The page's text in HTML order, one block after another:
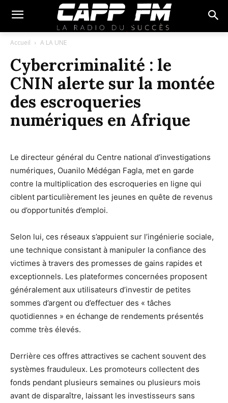
Accueil A LA UNE
Cybercriminalité : le
CNIN alerte sur la montée
des escroqueries
numériques en Afrique
Le directeur général du Centre national d’investigations
numériques, Ouanilo Médégan Fagla, met en garde
contre la multiplication des escroqueries en ligne qui
ciblent particulièrement les jeunes en quête de revenus
ou d’opportunités d’emploi.
Selon lui, ces réseaux s’appuient sur l’ingénierie sociale,
une technique consistant à manipuler la confiance des
victimes à travers des promesses de gains rapides et
exceptionnels. Les plateformes concernées proposent
généralement aux utilisateurs d’investir de petites
sommes d’argent ou d’effectuer des « tâches
quotidiennes » en échange de rendements présentés
comme très élevés.
Derrière ces offres attractives se cachent souvent des
systèmes frauduleux. Les promoteurs collectent des
fonds pendant plusieurs semaines ou plusieurs mois
avant de disparaître, laissant les investisseurs sans